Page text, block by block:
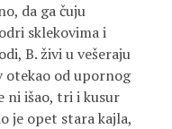
da ga čuju
sklekovima i
B. živi u vešeraju
otekao od upornog
ni išao, tri i kusur
je opet stara kajla,